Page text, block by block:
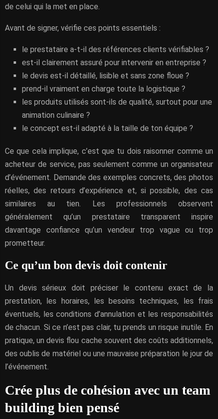
de celui qui la met en place.
Avant de signer, vérifie ces points essentiels :
le prestataire a-t-il des références clients vérifiables ?
est-il clairement assuré pour intervenir en entreprise ?
le devis est-il détaillé, lisible et sans zone floue ?
prend-il vraiment en charge toute la logistique ?
les produits utilisés sont-ils de qualité, surtout pour une
animation culinaire ?
le concept est-il adapté à la taille de ton équipe ?
Ce que cela implique, c’est que tu dois raisonner comme un
acheteur de service, pas seulement comme un organisateur
d’événement. Demande des exemples concrets, des photos
réelles, des retours d’expérience et, si possible, des cas
similaires au tien. Les professionnels observent
généralement qu’un prestataire transparent inspire
davantage confiance qu’un vendeur trop vague ou trop
prometteur.
Ce qu’un bon devis doit contenir
Un devis sérieux doit préciser le contenu exact de la
prestation, les horaires, les besoins techniques, les frais
éventuels, les conditions d’annulation et les responsabilités
de chacun. Si ce n’est pas clair, tu prends un risque inutile. En
pratique, un devis flou cache souvent des coûts additionnels,
des oublis de matériel ou une mauvaise préparation le jour de
l’événement.
Crée plus de cohésion avec un team
building bien pensé